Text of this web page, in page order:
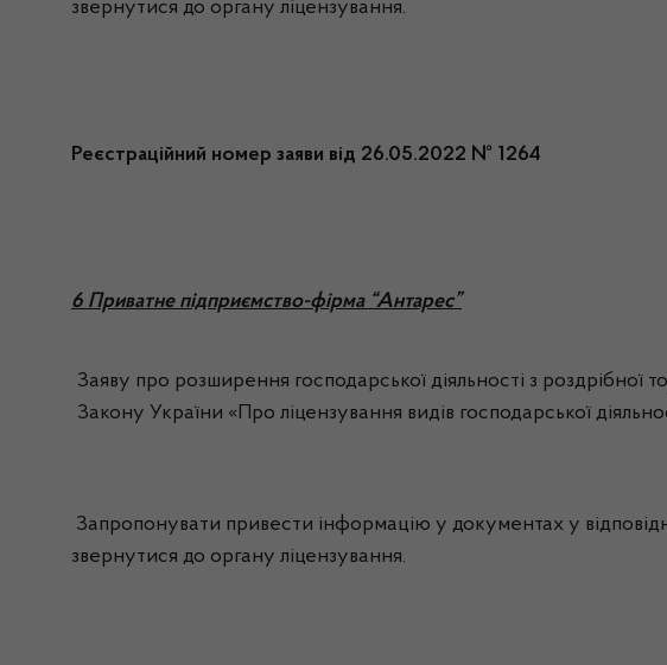
звернутися до органу ліцензування.
Реєстраційний номер заяви від 26.05.2022 № 1264
6 Приватне підприємство-фірма “Антарес”
Заяву про розширення господарської діяльності з роздрібної
Закону України «Про ліцензування видів господарської
Запропонувати привести інформацію у документах у
звернутися до органу ліцензування.